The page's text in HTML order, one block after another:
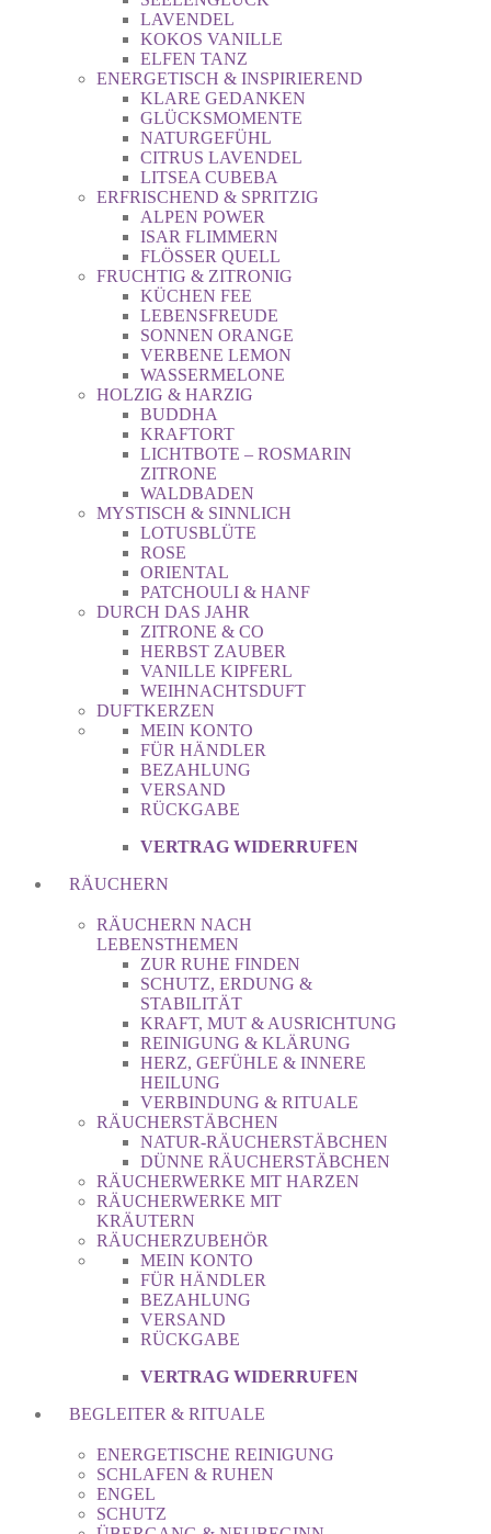
LAVENDEL
KOKOS VANILLE
ELFEN TANZ
ENERGETISCH & INSPIRIEREND
KLARE GEDANKEN
GLÜCKSMOMENTE
NATURGEFÜHL
CITRUS LAVENDEL
LITSEA CUBEBA
ERFRISCHEND & SPRITZIG
ALPEN POWER
ISAR FLIMMERN
FLÖSSER QUELL
FRUCHTIG & ZITRONIG
KÜCHEN FEE
LEBENSFREUDE
SONNEN ORANGE
VERBENE LEMON
WASSERMELONE
HOLZIG & HARZIG
BUDDHA
KRAFTORT
LICHTBOTE – ROSMARIN
ZITRONE
WALDBADEN
MYSTISCH & SINNLICH
LOTUSBLÜTE
ROSE
ORIENTAL
PATCHOULI & HANF
DURCH DAS JAHR
ZITRONE & CO
HERBST ZAUBER
VANILLE KIPFERL
WEIHNACHTSDUFT
DUFTKERZEN
MEIN KONTO
FÜR HÄNDLER
BEZAHLUNG
VERSAND
RÜCKGABE
VERTRAG WIDERRUFEN
RÄUCHERN
RÄUCHERN NACH
LEBENSTHEMEN
ZUR RUHE FINDEN
SCHUTZ, ERDUNG &
STABILITÄT
KRAFT, MUT & AUSRICHTUNG
REINIGUNG & KLÄRUNG
HERZ, GEFÜHLE & INNERE
HEILUNG
VERBINDUNG & RITUALE
RÄUCHERSTÄBCHEN
NATUR-RÄUCHERSTÄBCHEN
DÜNNE RÄUCHERSTÄBCHEN
RÄUCHERWERKE MIT HARZEN
RÄUCHERWERKE MIT
KRÄUTERN
RÄUCHERZUBEHÖR
MEIN KONTO
FÜR HÄNDLER
BEZAHLUNG
VERSAND
RÜCKGABE
VERTRAG WIDERRUFEN
BEGLEITER & RITUALE
ENERGETISCHE REINIGUNG
SCHLAFEN & RUHEN
ENGEL
SCHUTZ